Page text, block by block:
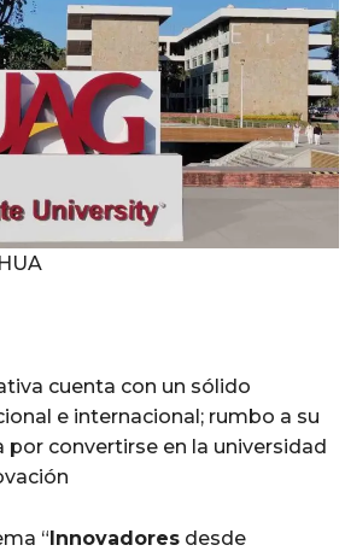
cuenta con un sólido
e internacional; rumbo a su
por convertirse en la universidad
“Innovadores desde